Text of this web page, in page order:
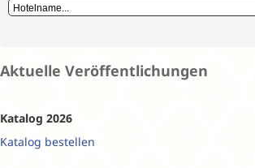
Aktuelle Veröffentlichungen
Katalog 2026
Katalog bestellen